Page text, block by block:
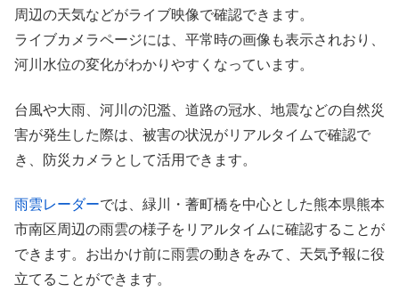
周辺の天気などがライブ映像で確認できます。
ライブカメラページには、平常時の画像も表示されおり、
河川水位の変化がわかりやすくなっています。
台風や大雨、河川の氾濫、道路の冠水、地震などの自然災
害が発生した際は、被害の状況がリアルタイムで確認で
き、防災カメラとして活用できます。
雨雲レーダーでは、緑川・蓍町橋を中心とした熊本県熊本
市南区周辺の雨雲の様子をリアルタイムに確認することが
できます。お出かけ前に雨雲の動きをみて、天気予報に役
立てることができます。